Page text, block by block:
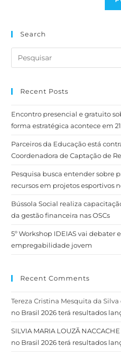
Search
Recent Posts
Encontro presencial e gratuito
forma estratégica acontece em
Parceiros da Educação está
Coordenadora de Captação de
Pesquisa busca entender sobre
recursos em projetos esportivos
Bússola Social realiza
da gestão financeira nas OSCs
5º Workshop IDEIAS vai debater
empregabilidade jovem
Recent Comments
Tereza Cristina Mesquita da Silva
no Brasil 2026 terá resultados
SILVIA MARIA LOUZÃ NACCACHE
no Brasil 2026 terá resultados